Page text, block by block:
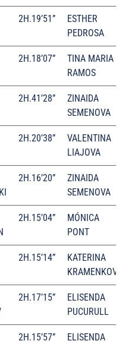
2H.19’51”
ESTHER
PEDROSA
2H.18’07”
TINA MARIA
RAMOS
2H.41’28”
ZINAIDA
SEMENOVA
2H.20’38”
VALENTINA
LIAJOVA
2H.16’20”
ZINAIDA
SEMENOVA
2H.15’04”
MÓNICA
PONT
2H.15’14”
KATERINA
KRAMENKOVA
2H.17’15”
ELISENDA
PUCURULL
2H.15’57”
ELISENDA